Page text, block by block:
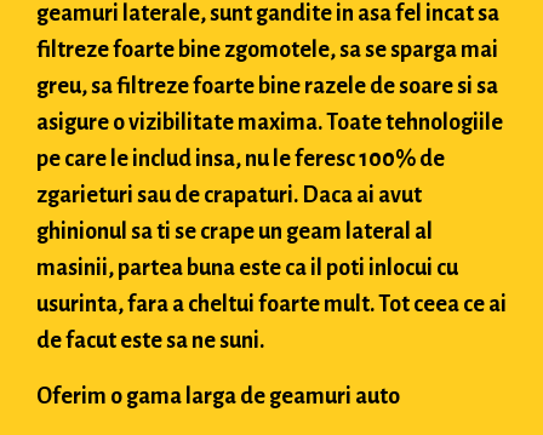
geamuri laterale, sunt gandite in asa fel incat sa
filtreze foarte bine zgomotele, sa se sparga mai
greu, sa filtreze foarte bine razele de soare si sa
asigure o vizibilitate maxima. Toate tehnologiile
pe care le includ insa, nu le feresc 100% de
zgarieturi sau de crapaturi. Daca ai avut
ghinionul sa ti se crape un geam lateral al
masinii, partea buna este ca il poti inlocui cu
usurinta, fara a cheltui foarte mult. Tot ceea ce ai
de facut este sa ne suni.
Oferim o gama larga de geamuri auto